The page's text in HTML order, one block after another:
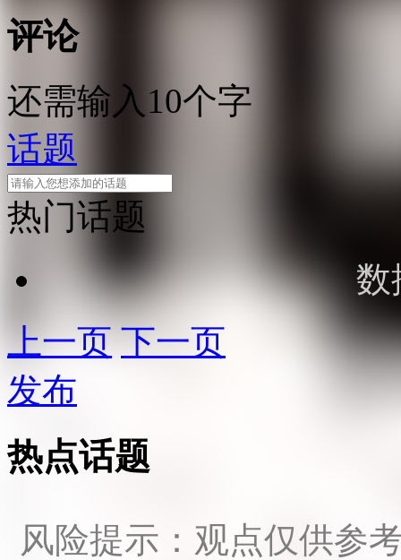
评论
还需输入10个字
话题
热门话题
数
上一页 下一页
发布
热点话题
风险提示：观点仅供参